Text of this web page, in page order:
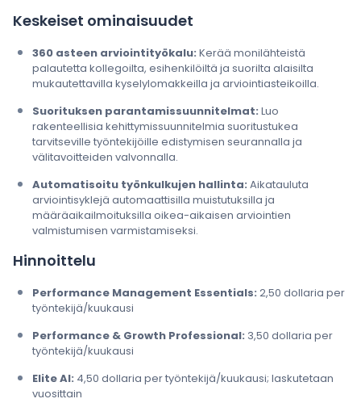
Keskeiset ominaisuudet
360 asteen arviointityökalu: Kerää monilähteistä
palautetta kollegoilta, esihenkilöiltä ja suorilta alaisilta
mukautettavilla kyselylomakkeilla ja arviointiasteikoilla.
Suorituksen parantamissuunnitelmat: Luo
rakenteellisia kehittymissuunnitelmia suoritustukea
tarvitseville työntekijöille edistymisen seurannalla ja
välitavoitteiden valvonnalla.
Automatisoitu työnkulkujen hallinta: Aikatauluta
arviointisyklejä automaattisilla muistutuksilla ja
määräaikailmoituksilla oikea-aikaisen arviointien
valmistumisen varmistamiseksi.
Hinnoittelu
Performance Management Essentials: 2,50 dollaria per
työntekijä/kuukausi
Performance & Growth Professional: 3,50 dollaria per
työntekijä/kuukausi
Elite AI: 4,50 dollaria per työntekijä/kuukausi; laskutetaan
vuosittain